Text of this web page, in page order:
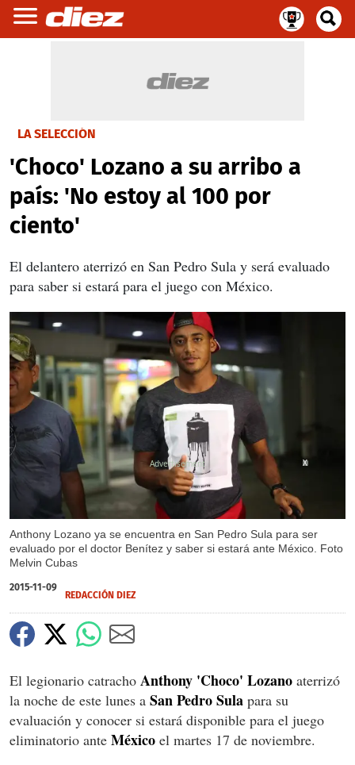
LA SELECCIÓN
'Choco' Lozano a su arribo a
país: 'No estoy al 100 por
ciento'
El delantero aterrizó en San Pedro Sula y será evaluado
para saber si estará para el juego con México.
Anthony Lozano ya se encuentra en San Pedro Sula para ser
evaluado por el doctor Benítez y saber si estará ante México. Foto
Melvin Cubas
X
2015-11-09
REDACCIÓN DIEZ
El legionario catracho Anthony 'Choco' Lozano aterrizó
la noche de este lunes a San Pedro Sula para su
evaluación y conocer si estará disponible para el juego
eliminatorio ante México el martes 17 de noviembre.